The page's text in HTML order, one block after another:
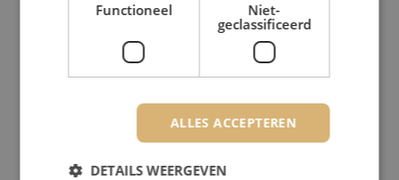
Functioneel
Niet-
geclassificeerd
ALLES ACCEPTEREN
DETAILS WEERGEVEN